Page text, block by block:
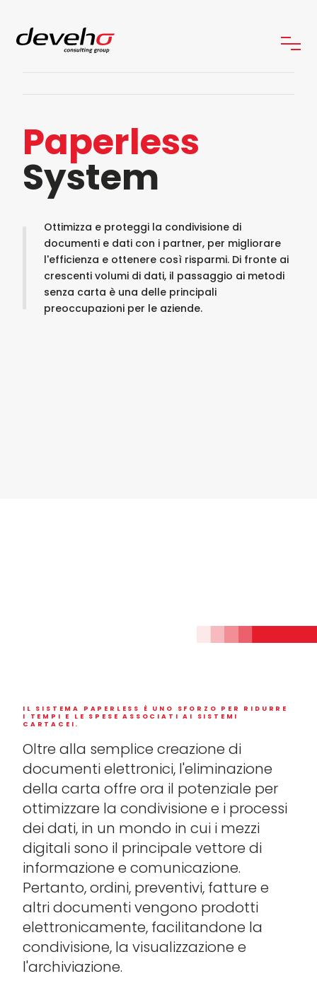
Paperless
System
Ottimizza e proteggi la condivisione di
documenti e dati con i partner, per migliorare
l'efficienza e ottenere così risparmi. Di fronte ai
crescenti volumi di dati, il passaggio ai metodi
senza carta è una delle principali
preoccupazioni per le aziende.
IL SISTEMA PAPERLESS È UNO SFORZO PER RIDURRE
I TEMPI E LE SPESE ASSOCIATI AI SISTEMI
CARTACEI.
Oltre alla semplice creazione di
documenti elettronici, l'eliminazione
della carta offre ora il potenziale per
ottimizzare la condivisione e i processi
dei dati, in un mondo in cui i mezzi
digitali sono il principale vettore di
informazione e comunicazione.
Pertanto, ordini, preventivi, fatture e
altri documenti vengono prodotti
elettronicamente, facilitandone la
condivisione, la visualizzazione e
l'archiviazione.